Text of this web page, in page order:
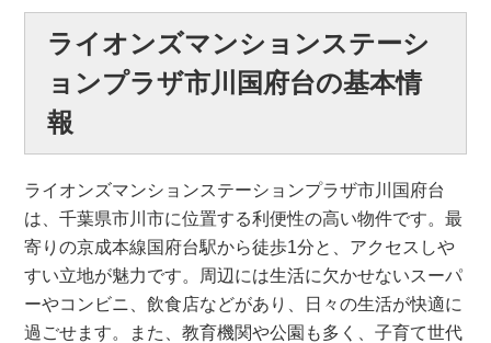
ライオンズマンションステーシ
ョンプラザ市川国府台の基本情
報
ライオンズマンションステーションプラザ市川国府台
は、千葉県市川市に位置する利便性の高い物件です。最
寄りの京成本線国府台駅から徒歩1分と、アクセスしや
すい立地が魅力です。周辺には生活に欠かせないスーパ
ーやコンビニ、飲食店などがあり、日々の生活が快適に
過ごせます。また、教育機関や公園も多く、子育て世代